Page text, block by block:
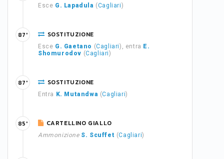
Esce G. Lapadula (Cagliari)
SOSTITUZIONE
Esce G. Gaetano (Cagliari), entra E.
Shomurodov (Cagliari)
87'
SOSTITUZIONE
Entra K. Mutandwa (Cagliari)
87'
CARTELLINO GIALLO
Ammonizione S. Scuffet (Cagliari)
85'